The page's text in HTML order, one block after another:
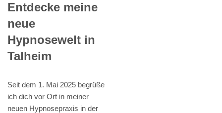
Entdecke meine
neue
Hypnosewelt in
Talheim
Seit dem 1. Mai 2025 begrüße
ich dich vor Ort in meiner
neuen Hypnosepraxis in der